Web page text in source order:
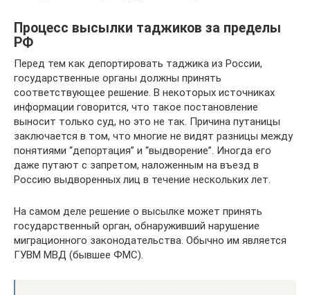
Процесс высылки таджиков за пределы
РФ
Перед тем как депортировать таджика из России,
государственные органы должны принять
соответствующее решение. В некоторых источниках
информации говорится, что такое постановление
выносит только суд, но это не так. Причина путаницы
заключается в том, что многие не видят разницы между
понятиями “депортация” и “выдворение”. Иногда его
даже путают с запретом, наложенным на въезд в
Россию выдворенных лиц в течение нескольких лет.
На самом деле решение о высылке может принять
государственный орган, обнаруживший нарушение
миграционного законодательства. Обычно им является
ГУВМ МВД (бывшее ФМС).